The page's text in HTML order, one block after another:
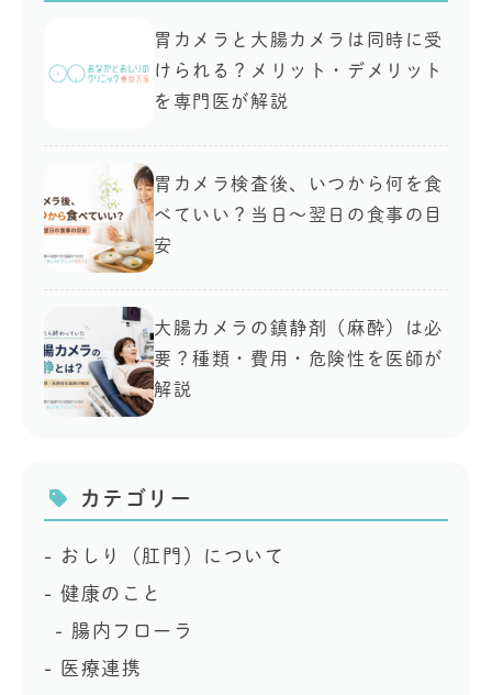
胃カメラと大腸カメラは同時に受
けられる？メリット・デメリット
を専門医が解説
胃カメラ検査後、いつから何を食
べていい？当日〜翌日の食事の目
安
大腸カメラの鎮静剤（麻酔）は必
要？種類・費用・危険性を医師が
解説
カテゴリー
おしり（肛門）について
健康のこと
腸内フローラ
医療連携